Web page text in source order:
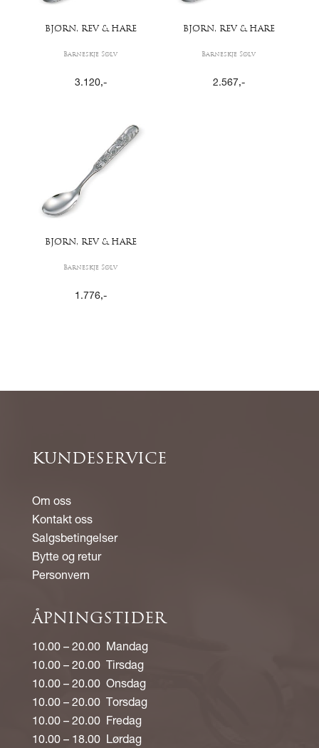
BJØRN, REV & HARE
Barneskje Sølv
3.120,-
BJØRN, REV & HARE
Barneskje Sølv
2.567 ,-
BJØRN, REV & HARE
Barneskje Sølv
1.776,-
KUNDESERVICE
Om oss
Kontakt oss
Salgsbetingelser
Bytte og retur
Personvern
ÅPNINGSTIDER
10.00 – 20.00 Mandag
10.00 – 20.00 Tirsdag
10.00 – 20.00 Onsdag
10.00 – 20.00 Torsdag
10.00 – 20.00 Fredag
10.00 – 18.00 Lørdag